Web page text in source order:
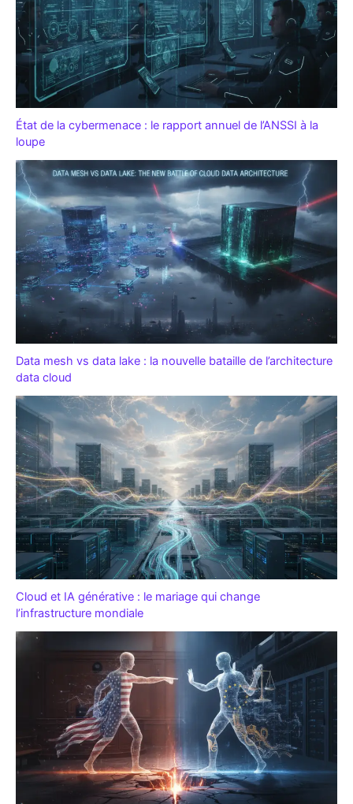
État de la cybermenace : le rapport annuel de l’ANSSI à la
loupe
Data mesh vs data lake : la nouvelle bataille de l’architecture
data cloud
Cloud et IA générative : le mariage qui change
l’infrastructure mondiale